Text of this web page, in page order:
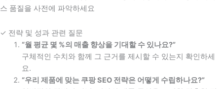
스 품질을 사전에 파악하세요
✓ 전략 및 성과 관련 질문
“월 평균 몇 %의 매출 향상을 기대할 수 있나요?”
구체적인 수치와 함께 그 근거를 제시할 수 있는지 확인하세
요.
“우리 제품에 맞는 쿠팡 SEO 전략은 어떻게 수립하나요?”